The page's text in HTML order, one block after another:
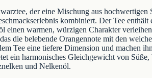
der eine Mischung aus
kombiniert. Der Tee
warmen, würzigen Charakter
die belebende Orangennote mit den
Tee eine tiefere Dimension und machen
ein harmonisches Gleichgewicht von
und Nelkenöl.